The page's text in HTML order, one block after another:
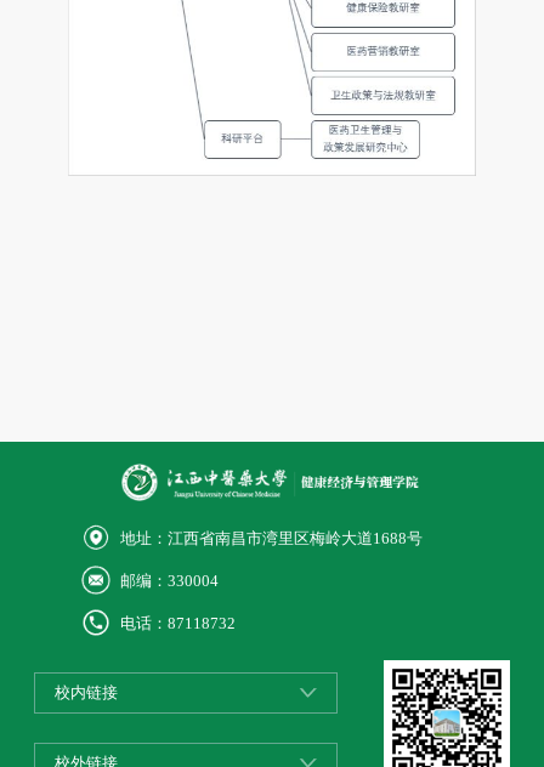
地址：江西省南昌市湾里区梅岭大道1688号
邮编：330004
电话：87118732
校内链接
校外链接